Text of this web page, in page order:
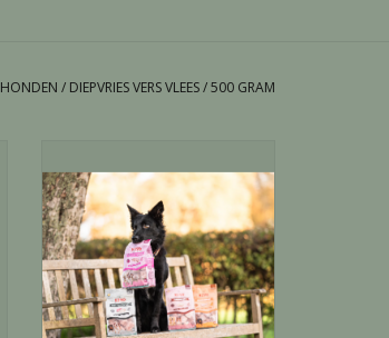
HONDEN / DIEPVRIES VERS VLEES/500 GRAM
TOEVOEGEN AAN WINKELWAGEN